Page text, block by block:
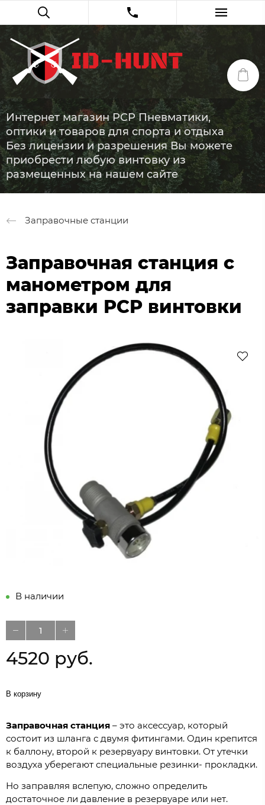
Интернет магазин PCP Пневматики,
оптики и товаров для спорта и отдыха
Без лицензии и разрешения Вы можете
приобрести любую винтовку из
размещенных на нашем сайте
Заправочные станции
Заправочная станция с
манометром для
заправки РСР винтовки
В наличии
4520 руб.
В корзину
Заправочная станция – это аксессуар, который
состоит из шланга с двумя фитингами. Один крепится
к баллону, второй к резервуару винтовки. От утечки
воздуха уберегают специальные резинки- прокладки.
Но заправляя вслепую, сложно определить
достаточное ли давление в резервуаре или нет.